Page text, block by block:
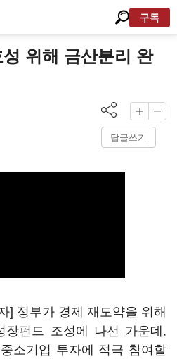
구독
위해 금산분리 완
답글쓰기
] 정부가 경제 재도약을 위해
장펀드 조성에 나선 가운데,
소기업 투자에 적극 참여할